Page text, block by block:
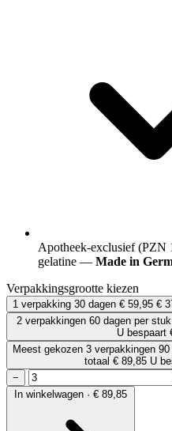
Apotheek-exclusief (PZN
gelatine — Made in
Verpakkingsgrootte kiezen
1 verpakking 30 dagen € 59,95 €
2 verpakkingen 60 dagen per stuk
U bespaart
Meest gekozen 3 verpakkingen 90
totaal € 89,85 U
−
In winkelwagen · € 89,85